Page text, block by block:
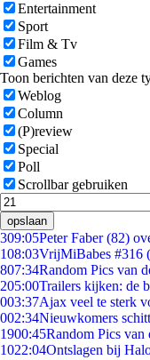
Entertainment
Sport
Film & Tv
Games
Toon berichten van deze
Weblog
Column
(P)review
Special
Poll
Scrollbar gebruiken
opslaan
309:05Peter Faber (82)
108:03VrijMiBabes #316
807:34Random Pics van
205:00Trailers kijken: de
003:37Ajax veel te sterk
002:34Nieuwkomers
1900:45Random Pics van
1022:04Ontslagen bij